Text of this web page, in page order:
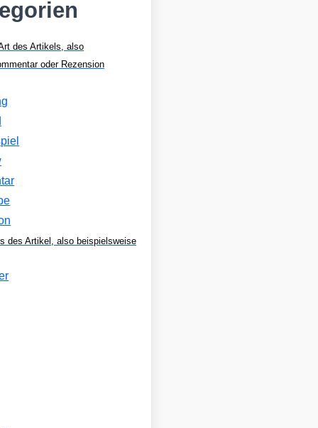
des Artikels, also
oder Rezension
des Artikel, also beispielsweise